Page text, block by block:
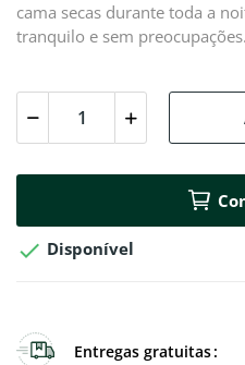
cama secas durante toda a
tranquilo e sem preocupações.
 Disponível
Entregas gratuitas